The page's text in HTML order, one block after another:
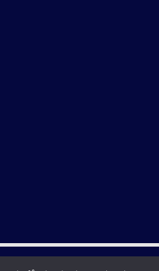
Havebordssæt